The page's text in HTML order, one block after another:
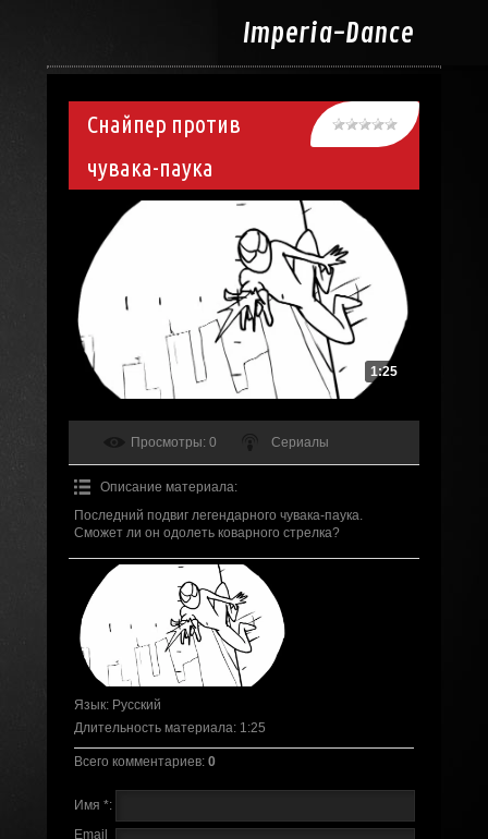
Imperia-Dance
Снайпер против
чувака-паука
1:25
Просмотры: 0 Сериалы
Описание материала:
Последний подвиг легендарного чувака-паука.
Сможет ли он одолеть коварного стрелка?
Язык: Русский
Длительность материала: 1:25
Всего комментариев: 0
Имя *:
Email